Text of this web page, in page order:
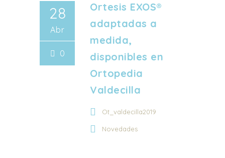
28
Abr
0
Ortesis EXOS®
adaptadas a
medida,
disponibles en
Ortopedia
Valdecilla
Ot_valdecilla2019
Novedades